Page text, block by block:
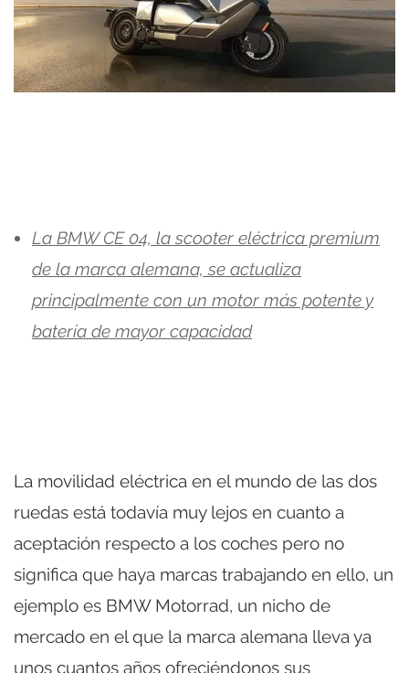
La BMW CE 04, la scooter eléctrica premium
de la marca alemana, se actualiza
principalmente con un motor más potente y
batería de mayor capacidad
La movilidad eléctrica en el mundo de las dos
ruedas está todavía muy lejos en cuanto a
aceptación respecto a los coches pero no
significa que haya marcas trabajando en ello, un
ejemplo es BMW Motorrad, un nicho de
mercado en el que la marca alemana lleva ya
unos cuantos años ofreciéndonos sus